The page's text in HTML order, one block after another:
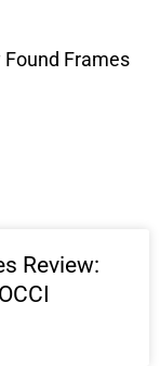
Found Frames
Review: